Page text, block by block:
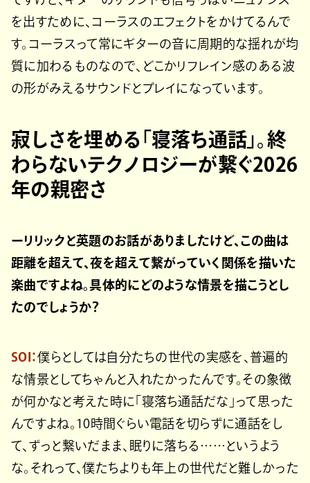
を出すために、コーラスのエフェクトをかけてるんで
す。コーラスって常にギターの音に周期的な揺れが均
質に加わるものなので、どこかリフレイン感のある波
の形がみえるサウンドとプレイになっています。
寂しさを埋める「寝落ち通話」。終
わらないテクノロジーが繋ぐ2026
年の親密さ
ーリリックと英題のお話がありましたけど、この曲は
距離を超えて、夜を超えて繋がっていく関係を描いた
楽曲ですよね。具体的にどのような情景を描こうとし
たのでしょうか？
SOI：僕らとしては自分たちの世代の実感を、普遍的
な情景としてちゃんと入れたかったんです。その象徴
が何かなと考えた時に「寝落ち通話だな」って思った
んですよね。10時間ぐらい電話を切らずに通話をし
て、ずっと繋いだまま、眠りに落ちる……というよう
な。それって、僕たちよりも年上の世代だと難しかった